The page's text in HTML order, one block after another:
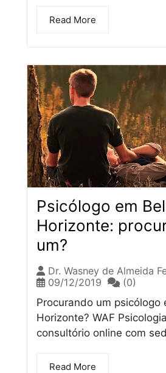
Read More
Psicólogo em
Horizonte:
um?
Dr. Wasney de Almeida
09/12/2019
(0)
Procurando um psicólogo
Horizonte? WAF
consultório online com
Read More